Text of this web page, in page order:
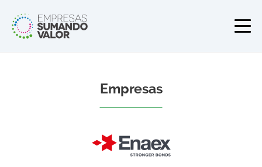
Empresas